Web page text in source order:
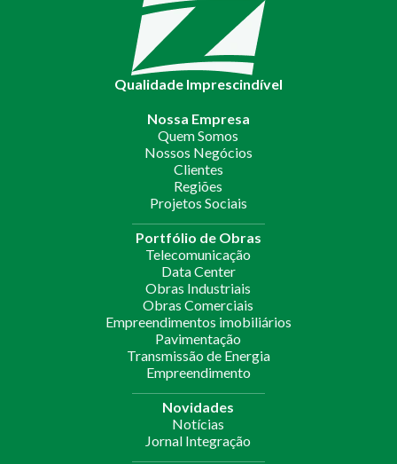
Qualidade Imprescindível
Nossa Empresa
Quem Somos
Nossos Negócios
Clientes
Regiões
Projetos Sociais
Portfólio de Obras
Telecomunicação
Data Center
Obras Industriais
Obras Comerciais
Empreendimentos imobiliários
Pavimentação
Transmissão de Energia
Empreendimento
Novidades
Notícias
Jornal Integração